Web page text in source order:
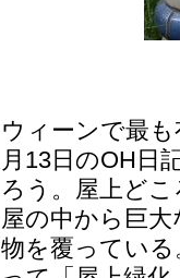
ウィーンで最
月13日のOH日
ろう。屋上ど
屋の中から巨
物を覆ってい